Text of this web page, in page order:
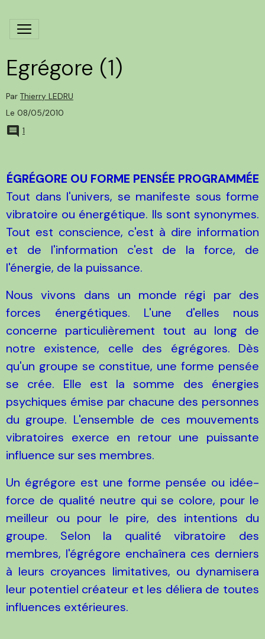
Egrégore (1)
Par Thierry LEDRU
Le 08/05/2010
1
ÉGRÉGORE OU FORME PENSÉE PROGRAMMÉE
Tout dans l'univers, se manifeste sous forme
vibratoire ou énergétique. Ils sont synonymes.
Tout est conscience, c'est à dire information
et de l'information c'est de la force, de
l'énergie, de la puissance.
Nous vivons dans un monde régi par des
forces énergétiques. L'une d'elles nous
concerne particulièrement tout au long de
notre existence, celle des égrégores. Dès
qu'un groupe se constitue, une forme pensée
se crée. Elle est la somme des énergies
psychiques émise par chacune des personnes
du groupe. L'ensemble de ces mouvements
vibratoires exerce en retour une puissante
influence sur ses membres.
Un égrégore est une forme pensée ou idée-
force de qualité neutre qui se colore, pour le
meilleur ou pour le pire, des intentions du
groupe. Selon la qualité vibratoire des
membres, l'égrégore enchaînera ces derniers
à leurs croyances limitatives, ou dynamisera
leur potentiel créateur et les déliera de toutes
influences extérieures.